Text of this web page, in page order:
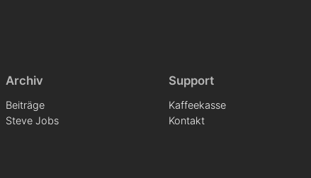
Archiv
Beiträge
Steve Jobs
Support
Kaffeekasse
Kontakt